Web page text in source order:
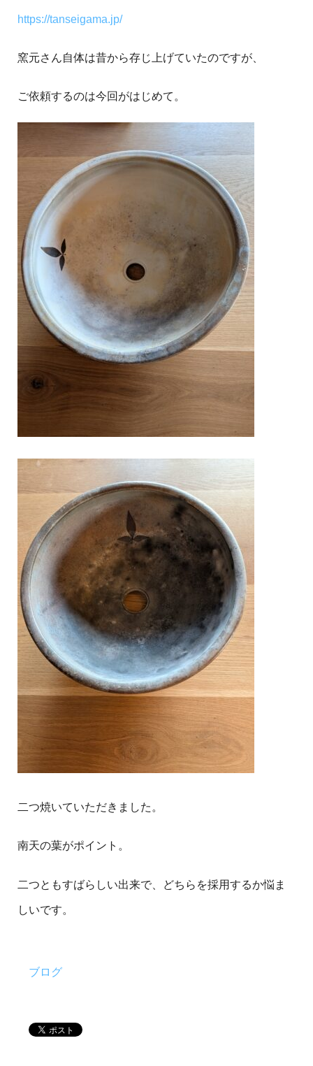
https://tanseigama.jp/
窯元さん自体は昔から存じ上げていたのですが、
ご依頼するのは今回がはじめて。
二つ焼いていただきました。
南天の葉がポイント。
二つともすばらしい出来で、どちらを採用するか悩ま
しいです。
ブログ